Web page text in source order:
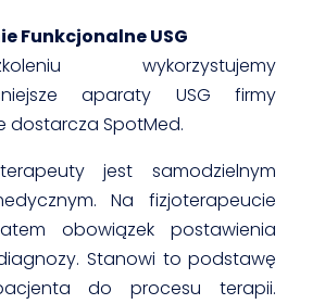
Funkcjonalne USG
wykorzystujemy
aparaty USG firmy
dostarcza SpotMed.
jest samodzielnym
Na fizjoterapeucie
obowiązek postawienia
Stanowi to podstawę
do procesu terapii.